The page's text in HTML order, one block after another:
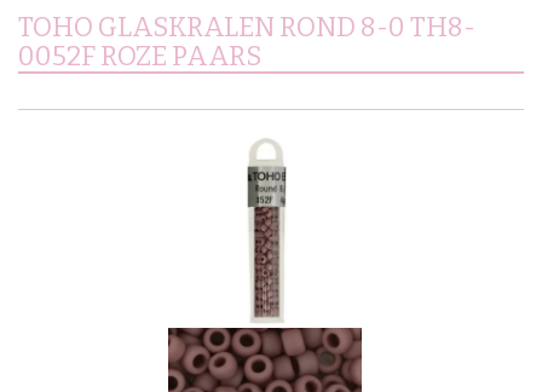
TOHO GLASKRALEN ROND 8-0 TH8-
0052F ROZE PAARS